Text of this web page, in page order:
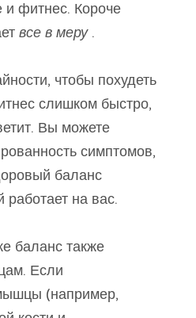
и фитнес. Короче
все в меру .
чтобы похудеть
слишком быстро,
Вы можете
симптомов,
баланс
работает на вас.
баланс также
Если
(например,